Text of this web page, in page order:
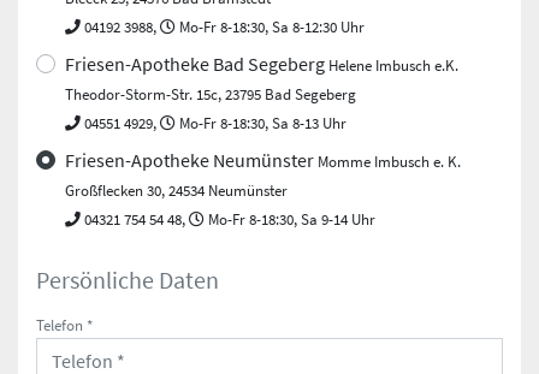
04192 3988,
Mo-Fr 8-18:30, Sa 8-12:30 Uhr
Friesen-Apotheke Bad Segeberg Helene Imbusch e.K.
Theodor-Storm-Str. 15c, 23795 Bad Segeberg
04551 4929,
Mo-Fr 8-18:30, Sa 8-13 Uhr
Friesen-Apotheke Neumünster Momme Imbusch e. K.
Großflecken 30, 24534 Neumünster
04321 754 54 48,
Mo-Fr 8-18:30, Sa 9-14 Uhr
Persönliche Daten
Telefon *